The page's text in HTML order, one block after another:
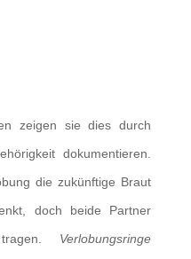
zeigen sie dies durch
dokumentieren.
die zukünftige Braut
doch beide Partner
tragen. Verlobungsringe